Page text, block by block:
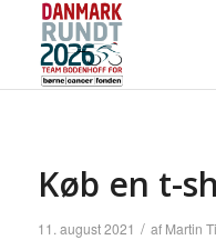
Køb en t-
11. august 2021 / af Martin